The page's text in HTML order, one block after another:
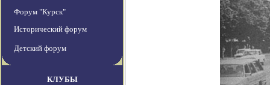
Форум "Курск"
Исторический форум
Детский форум
КЛУБЫ